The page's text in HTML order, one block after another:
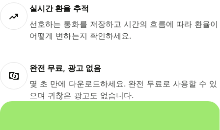
실시간 환율 추적
선호하는 통화를 저장하고 시간의 흐름에 따라 환율이
어떻게 변하는지 확인하세요.
완전 무료, 광고 없음
몇 초 만에 다운로드하세요. 완전 무료로 사용할 수 있
으며 귀찮은 광고도 없습니다.